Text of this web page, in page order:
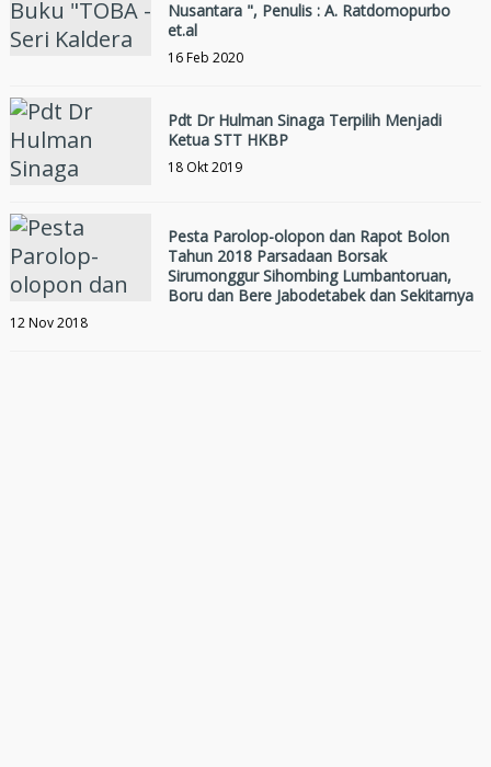
Nusantara ", Penulis : A. Ratdomopurbo
et.al
16 Feb 2020
Pdt Dr Hulman Sinaga Terpilih Menjadi
Ketua STT HKBP
18 Okt 2019
Pesta Parolop-olopon dan Rapot Bolon
Tahun 2018 Parsadaan Borsak
Sirumonggur Sihombing Lumbantoruan,
Boru dan Bere Jabodetabek dan Sekitarnya
12 Nov 2018